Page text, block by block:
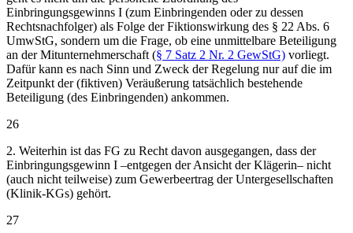
Einbringungsgewinns I (zum Einbringenden oder zu dessen
Rechtsnachfolger) als Folge der Fiktionswirkung des § 22 Abs. 6
UmwStG, sondern um die Frage, ob eine unmittelbare Beteiligung
an der Mitunternehmerschaft (§ 7 Satz 2 Nr. 2 GewStG) vorliegt.
Dafür kann es nach Sinn und Zweck der Regelung nur auf die im
Zeitpunkt der (fiktiven) Veräußerung tatsächlich bestehende
Beteiligung (des Einbringenden) ankommen.
26
2. Weiterhin ist das FG zu Recht davon ausgegangen, dass der
Einbringungsgewinn I –entgegen der Ansicht der Klägerin– nicht
(auch nicht teilweise) zum Gewerbeertrag der Untergesellschaften
(Klinik-KGs) gehört.
27